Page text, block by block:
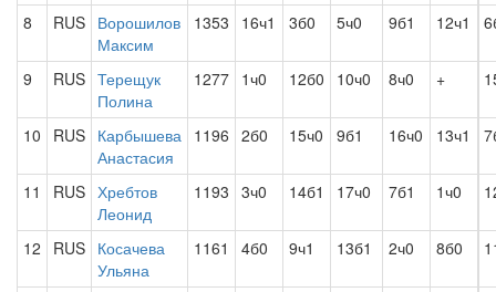
8 RUS Ворошилов
Максим
1353 16ч1 3б0 5ч0 9б1 12ч1
9 RUS Терещук
Полина
1277 1ч0 12б0 10ч0 8ч0 +
10 RUS Карбышева
Анастасия
1196 2б0 15ч0 9б1 16ч0 13ч1
11 RUS Хребтов
Леонид
1193 3ч0 14б1 17ч0 7б1 1ч0
12 RUS Косачева
Ульяна
1161 4б0 9ч1 13б1 2ч0 8б0